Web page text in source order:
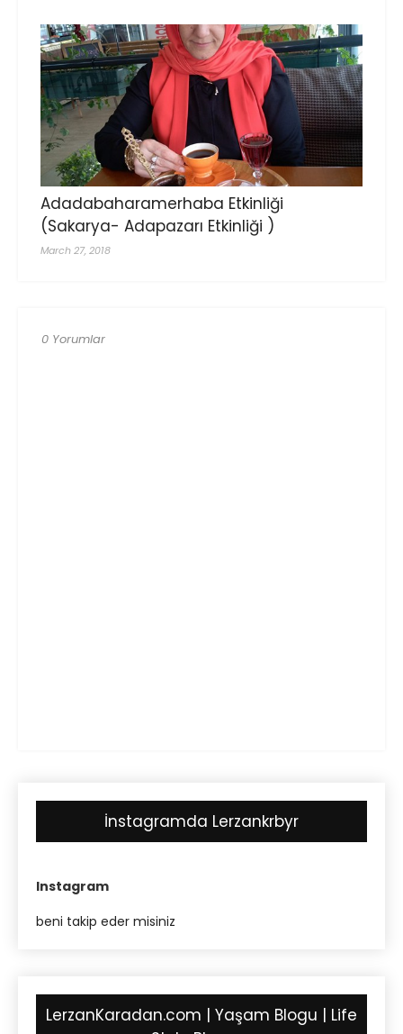
Adadabaharamerhaba Etkinliği
(Sakarya- Adapazarı Etkinliği )
March 27, 2018
0 Yorumlar
İnstagramda Lerzankrbyr
Instagram
beni takip eder misiniz
LerzanKaradan.com | Yaşam Blogu | Life